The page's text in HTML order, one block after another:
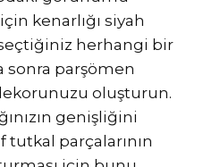
kenarlığı siyah
herhangi bir
sonra parşömen
oluşturun.
genişliğini
parçalarının